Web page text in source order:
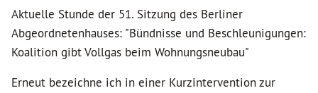
Aktuelle Stunde der 51. Sitzung des Berliner
Abgeordnetenhauses: "Bündnisse und Beschleunigungen:
Koalition gibt Vollgas beim Wohnungsneubau"
Erneut bezeichne ich in einer Kurzintervention zur